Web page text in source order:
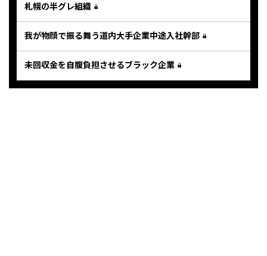
札幌の半グレ組織
我が物顔で振る舞う道内大手企業中途入社幹部
未回収金を自腹負担させるブラック企業